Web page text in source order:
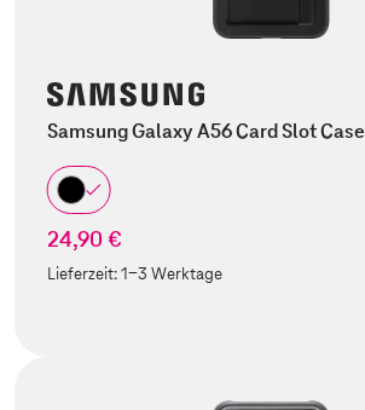
Samsung Galaxy A56 Card Slot Case
24,90 €
Lieferzeit:1-3 Werktage